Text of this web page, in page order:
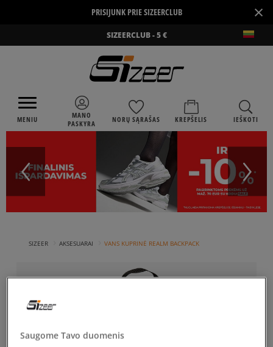
PRISIJUNK PRIE SIZEERCLUB ×
SIZEERCLUB - 5 €
MENIU
MANO
PASKYRA
NORŲ SĄRAŠAS KREPŠELIS IEŠKOTI
SIZEER AKSESUARAI VANS KUPRINĖ REALM BACKPACK
Saugome Tavo duomenis